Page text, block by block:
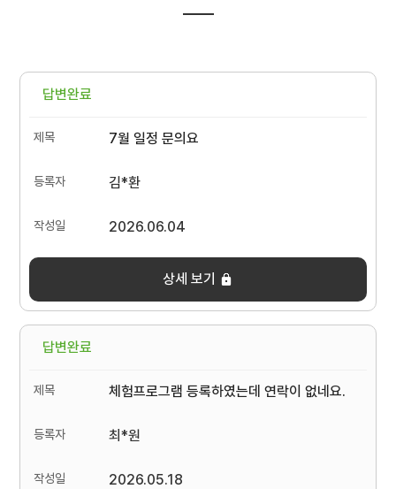
답변완료
7월 일정 문의요
김*환
2026.06.04
상세 보기
답변완료
체험프로그램 등록하였는데 연락이 없네요.
최*원
2026.05.18